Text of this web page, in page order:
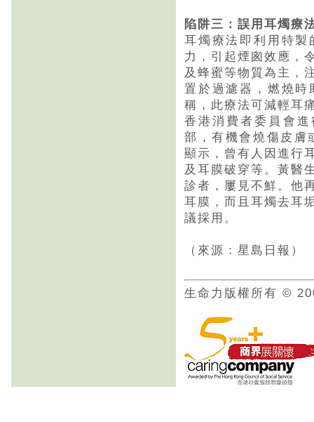
陷阱三：誤用耳燭療
耳燭療法即利用特
力，引起煙囪效應，
及蜂蜜等物質為主，
置於過濾器，燃燒
稱，此療法可減輕耳
香港消費者委員會
部，有機會燒傷皮膚
顯示，曾有人因進行
及耳膜破穿等。黃醫
診者，屢見不鮮。他
耳膜，而且耳燭去耳
議採用。
（來源：星島日報）
生命力版權所有 ©